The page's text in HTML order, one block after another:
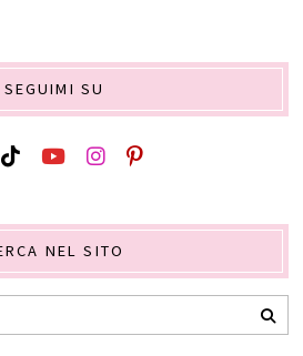
SEGUIMI SU
NEL SITO